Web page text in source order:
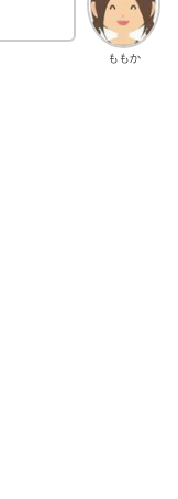
ももか